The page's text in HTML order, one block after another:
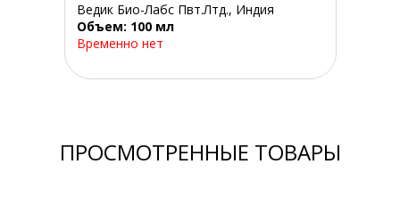
Ведик Био-Лабс Пвт.Лтд., Индия
Объем: 100 мл
Временно нет
ПРОСМОТРЕННЫЕ ТОВАРЫ